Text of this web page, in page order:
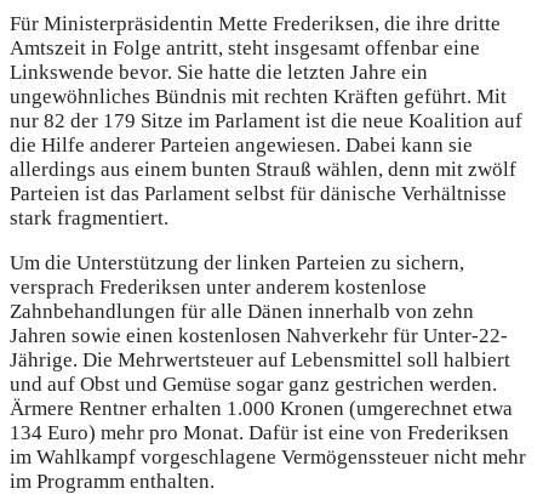
Für Ministerpräsidentin Mette Frederiksen, die ihre dritte
Amtszeit in Folge antritt, steht insgesamt offenbar eine
Linkswende bevor. Sie hatte die letzten Jahre ein
ungewöhnliches Bündnis mit rechten Kräften geführt. Mit
nur 82 der 179 Sitze im Parlament ist die neue Koalition auf
die Hilfe anderer Parteien angewiesen. Dabei kann sie
allerdings aus einem bunten Strauß wählen, denn mit zwölf
Parteien ist das Parlament selbst für dänische Verhältnisse
stark fragmentiert.
Um die Unterstützung der linken Parteien zu sichern,
versprach Frederiksen unter anderem kostenlose
Zahnbehandlungen für alle Dänen innerhalb von zehn
Jahren sowie einen kostenlosen Nahverkehr für Unter-22-
Jährige. Die Mehrwertsteuer auf Lebensmittel soll halbiert
und auf Obst und Gemüse sogar ganz gestrichen werden.
Ärmere Rentner erhalten 1.000 Kronen (umgerechnet etwa
134 Euro) mehr pro Monat. Dafür ist eine von Frederiksen
im Wahlkampf vorgeschlagene Vermögenssteuer nicht mehr
im Programm enthalten.